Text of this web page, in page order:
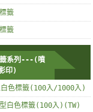
籤
籤
籤系列---(噴
印)
白色標籤(100入/1000入)
白色標籤(100入)(TW)